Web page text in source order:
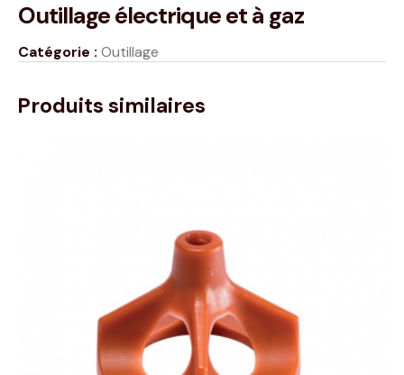
Outillage électrique et à gaz
Catégorie : Outillage
Produits similaires